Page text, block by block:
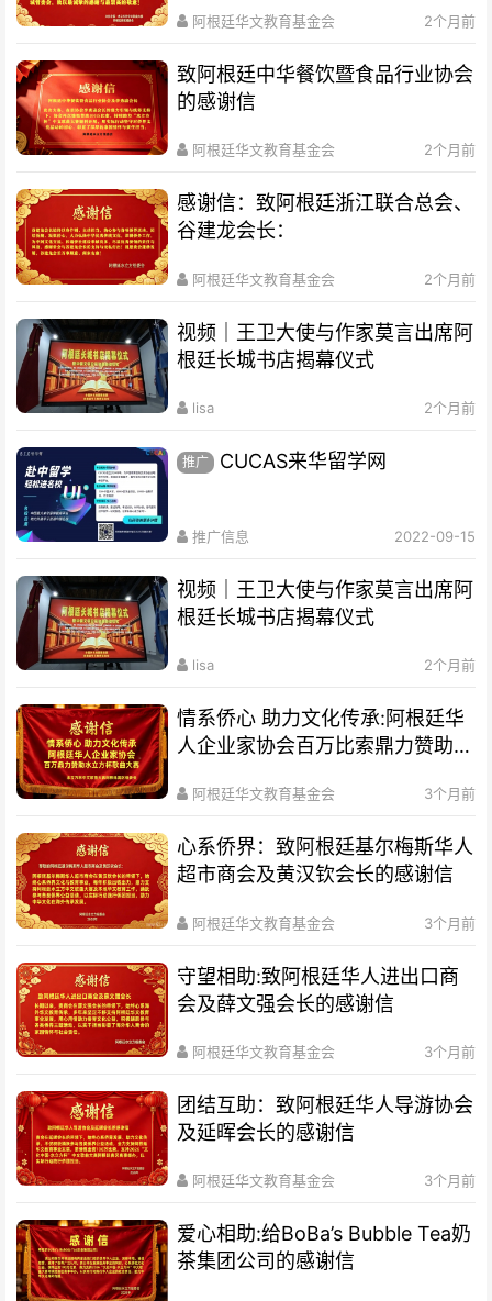
阿根廷华文教育基金会 2个月前
致阿根廷中华餐饮暨食品行业协会
的感谢信
阿根廷华文教育基金会 2个月前
感谢信：致阿根廷浙江联合总会、
谷建龙会长：
阿根廷华文教育基金会 2个月前
视频｜王卫大使与作家莫言出席阿
根廷长城书店揭幕仪式
lisa 2个月前
推广 CUCAS来华留学网
推广信息 2022-09-15
视频｜王卫大使与作家莫言出席阿
根廷长城书店揭幕仪式
lisa 2个月前
情系侨心 助力文化传承:阿根廷华
人企业家协会百万比索鼎力赞助水
阿根廷华文教育基金会 3个月前
心系侨界​：致阿根廷基尔梅斯华人
超市商会及黄汉钦会长的感谢信
阿根廷华文教育基金会 3个月前
守望相助:致阿根廷华人进出口商
会及薛文强会长的感谢信
阿根廷华文教育基金会 3个月前
团结互助：致阿根廷华人导游协会
及延晖会长的感谢信
阿根廷华文教育基金会 3个月前
爱心相助:给BoBa’s Bubble Tea奶
茶集团公司的感谢信